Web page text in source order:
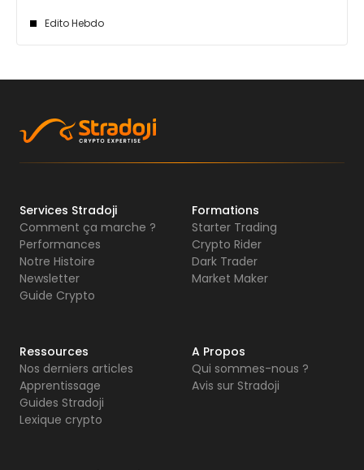
Edito Hebdo
Services Stradoji
Comment ça marche ?
Performances
Notre Histoire
Newsletter
Guide Crypto
Formations
Starter Trading
Crypto Rider
Dark Trader
Market Maker
Ressources
Nos derniers articles
Apprentissage
Guides Stradoji
Lexique crypto
A Propos
Qui sommes-nous ?
Avis sur Stradoji